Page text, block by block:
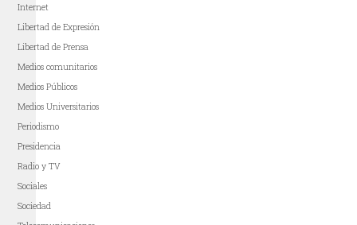
Internet
Libertad de Expresión
Libertad de Prensa
Medios comunitarios
Medios Públicos
Medios Universitarios
Periodismo
Presidencia
Radio y TV
Sociales
Sociedad